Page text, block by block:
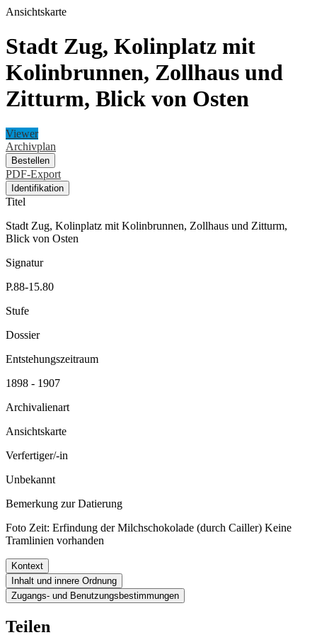
Ansichtskarte
Stadt Zug, Kolinplatz mit
Kolinbrunnen, Zollhaus und
Zitturm, Blick von Osten
Viewer
Archivplan
Bestellen
PDF-Export
Identifikation
Titel
Stadt Zug, Kolinplatz mit Kolinbrunnen, Zollhaus und Zitturm,
Blick von Osten
Signatur
P.88-15.80
Stufe
Dossier
Entstehungszeitraum
1898 - 1907
Archivalienart
Ansichtskarte
Verfertiger/-in
Unbekannt
Bemerkung zur Datierung
Foto Zeit: Erfindung der Milchschokolade (durch Cailler) Keine
Tramlinien vorhanden
Kontext
Inhalt und innere Ordnung
Zugangs- und Benutzungsbestimmungen
Teilen